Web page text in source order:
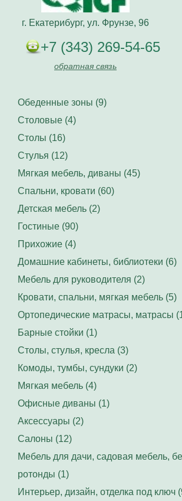
г. Екатерибург, ул. Фрунзе, 96
+7 (343) 269-54-65
обратная связь
Обеденные зоны (9)
Столовые (4)
Столы (16)
Стулья (12)
Мягкая мебель, диваны (45)
Спальни, кровати (60)
Детская мебель (2)
Гостиные (90)
Прихожие (4)
Домашние кабинеты, библиотеки (6)
Мебель для руководителя (2)
Кровати, спальни, мягкая мебель (5)
Ортопедические матрасы, матрасы
Барные стойки (1)
Столы, стулья, кресла (3)
Комоды, тумбы, сундуки (2)
Мягкая мебель (4)
Офисные диваны (1)
Аксессуары (2)
Салоны (12)
Мебель для дачи, садовая мебель,
ротонды (1)
Интерьер, дизайн, отделка под ключ